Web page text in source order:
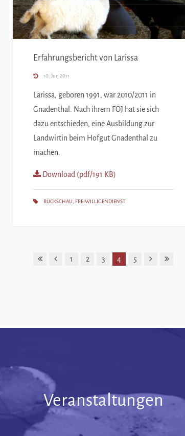
Erfahrungsbericht von Larissa
10. Jun 2011
Larissa, geboren 1991, war 2010/2011 in
Gnadenthal. Nach ihrem FÖJ hat sie sich
dazu entschieden, eine Ausbildung zur
Landwirtin beim Hofgut Gnadenthal zu
machen.
Download (pdf/191 KB)
RÜCKSCHAU, FREIWILLIGENDIENST
1 2 3 4 5
Veranstaltungen